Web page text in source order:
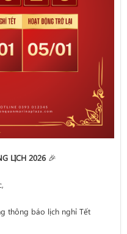
LỊCH 2026 🎉
thông báo lịch nghỉ Tết